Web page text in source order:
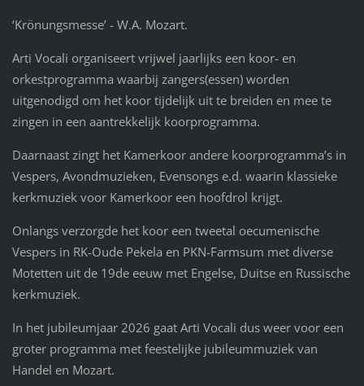
‘Krönungsmesse’ - W.A. Mozart.
Arti Vocali organiseert vrijwel jaarlijks een koor- en
orkestprogramma waarbij zangers(essen) worden
uitgenodigd om het koor tijdelijk uit te breiden en mee te
zingen in een aantrekkelijk koorprogramma.
Daarnaast zingt het Kamerkoor andere koorprogramma’s in
Vespers, Avondmuzieken, Evensongs e.d. waarin klassieke
kerkmuziek voor Kamerkoor een hoofdrol krijgt.
Onlangs verzorgde het koor een tweetal oecumenische
Vespers in RK-Oude Pekela en PKN-Farmsum met diverse
Motetten uit de 19de eeuw met Engelse, Duitse en Russische
kerkmuziek.
In het jubileumjaar 2026 gaat Arti Vocali dus weer voor een
groter programma met feestelijke jubileummuziek van
Handel en Mozart.